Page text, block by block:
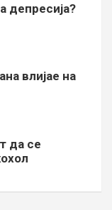
депресија?
влијае на
да се